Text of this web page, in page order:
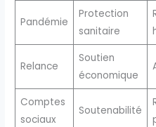
Pandémie
Protection
sanitaire
Relance
Soutien
économique
Comptes
sociaux
Soutenabilité